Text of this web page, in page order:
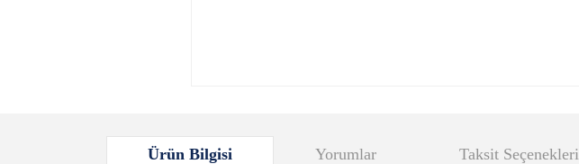
Ürün Bilgisi Yorumlar Taksit Seçenekleri